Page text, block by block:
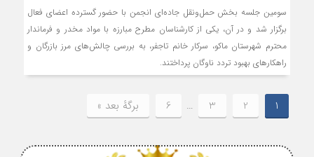
سومین جلسه بخش حمل‌ونقل جاده‌ای انجمن با حضور گسترده اعضای فعال
برگزار شد و در آن، یکی از کارشناسان مطرح مبارزه با مواد مخدر و فرماندار
محترم شهرستان ماکو، سرکار خانم تاجفر، به بررسی چالش‌های مرز بازرگان و
راهکارهای بهبود تردد ناوگان پرداختند.
1
2
3
…
6 برگهٔ بعد »